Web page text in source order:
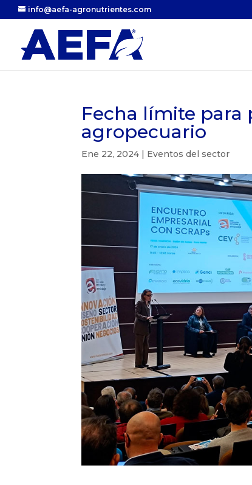
info@aefa-agronutrientes.com
Fecha límite para
agropecuario
Ene 22, 2024 | Eventos del sector